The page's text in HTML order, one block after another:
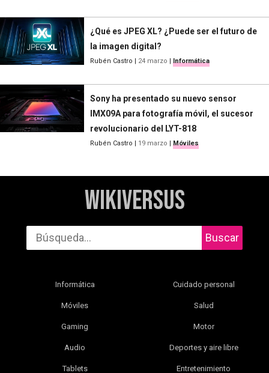
¿Qué es JPEG XL? ¿Puede ser el futuro de
la imagen digital?
Rubén Castro | 24 marzo | Informática
Sony ha presentado su nuevo sensor
IMX09A para fotografía móvil, el sucesor
revolucionario del LYT-818
Rubén Castro | 19 marzo | Móviles
WikiVersus
Buscar
Informática
Móviles
Gaming
Audio
Tablets
Cuidado personal
Salud
Motor
Deportes y aire libre
Entretenimiento